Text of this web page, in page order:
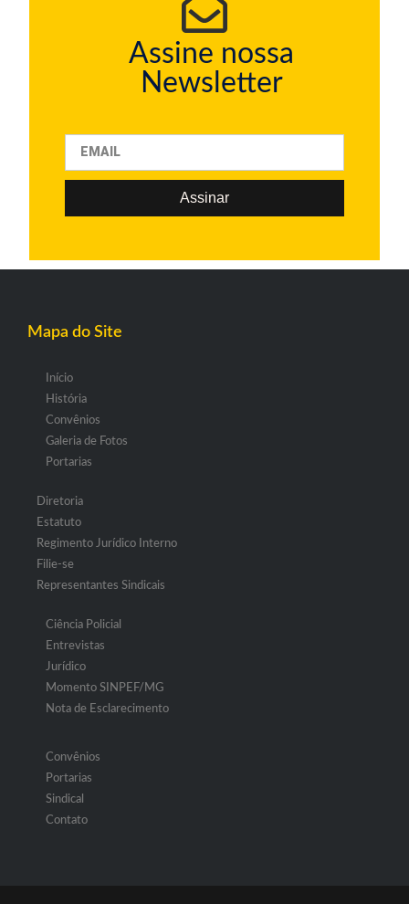
Assine nossa
Newsletter
Assinar
Mapa do Site
Início
História
Convênios
Galeria de Fotos
Portarias
Diretoria
Estatuto
Regimento Jurídico Interno
Filie-se
Representantes Sindicais
Ciência Policial
Entrevistas
Jurídico
Momento SINPEF/MG
Nota de Esclarecimento
Convênios
Portarias
Sindical
Contato